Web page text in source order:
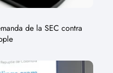
de la SEC contra